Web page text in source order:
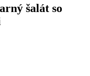
šalát so